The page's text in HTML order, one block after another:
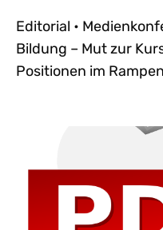
Editorial •
Bildung – Mut zur
Positionen im